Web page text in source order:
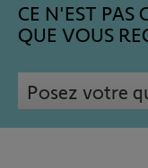
CE N'EST PAS
QUE VOUS
Posez votre